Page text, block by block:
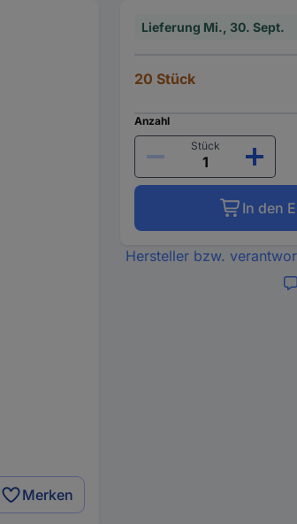
Merken
Lieferung Mi., 30. Sept.
20 Stück
Anzahl
Stück
In den
Hersteller bzw.